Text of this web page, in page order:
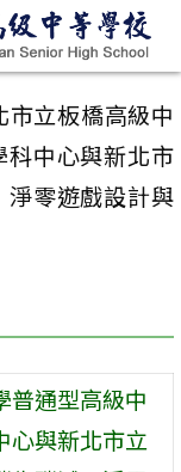
市立板橋高級中
中心與新北市
零遊戲設計與
普通型高級中
心與新北市立